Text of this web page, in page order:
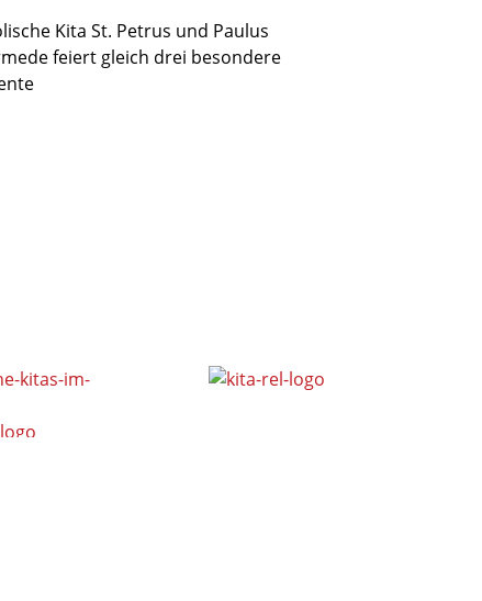
Kita St. Petrus und Paulus
feiert gleich drei besondere